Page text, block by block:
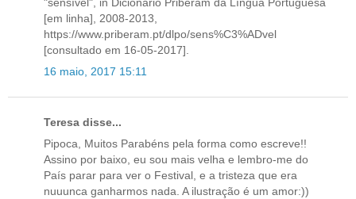
[em linha], 2008-2013,
https://www.priberam.pt/dlpo/sens%C3%ADvel
[consultado em 16-05-2017].
16 maio, 2017 15:11
Teresa disse...
Pipoca, Muitos Parabéns pela forma como escreve!!
Assino por baixo, eu sou mais velha e lembro-me do
País parar para ver o Festival, e a tristeza que era
nuuunca ganharmos nada. A ilustração é um amor:))